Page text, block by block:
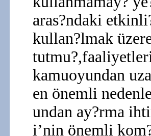
aras?ndaki
kullan?lmak
kamuoyundan
en önemli
undan ay?rma
i’nin önemli